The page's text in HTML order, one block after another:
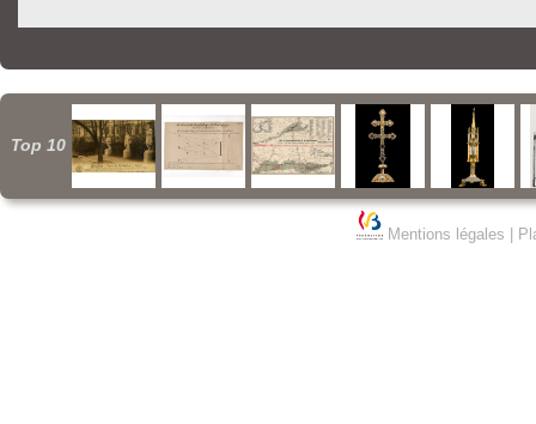
Top 10
Mentions légales